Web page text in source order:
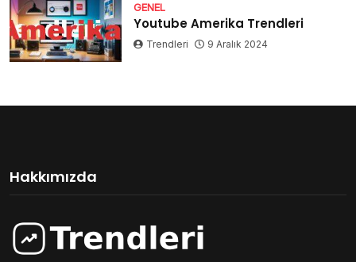
GENEL
Youtube Amerika Trendleri
Trendleri 9 Aralık 2024
Hakkımızda